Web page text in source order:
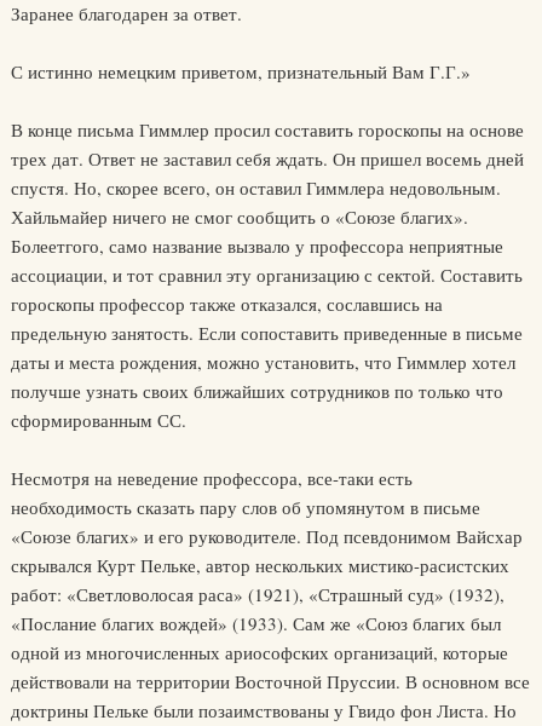
Заранее благодарен за ответ.
С истинно немецким приветом, признательный Вам Г.Г.»
В конце письма Гиммлер просил составить гороскопы на основе
трех дат. Ответ не заставил себя ждать. Он пришел восемь дней
спустя. Но, скорее всего, он оставил Гиммлера недовольным.
Хайльмайер ничего не смог сообщить о «Союзе благих».
Болеетгого, само название вызвало у профессора неприятные
ассоциации, и тот сравнил эту организацию с сектой. Составить
гороскопы профессор также отказался, сославшись на
предельную занятость. Если сопоставить приведенные в письме
даты и места рождения, можно установить, что Гиммлер хотел
получше узнать своих ближайших сотрудников по только что
сформированным СС.
Несмотря на неведение профессора, все-таки есть
необходимость сказать пару слов об упомянутом в письме
«Союзе благих» и его руководителе. Под псевдонимом Вайсхар
скрывался Курт Пельке, автор нескольких мистико-расистских
работ: «Светловолосая раса» (1921), «Страшный суд» (1932),
«Послание благих вождей» (1933). Сам же «Союз благих был
одной из многочисленных ариософских организаций, которые
действовали на территории Восточной Пруссии. В основном все
доктрины Пельке были позаимствованы у Гвидо фон Листа. Но